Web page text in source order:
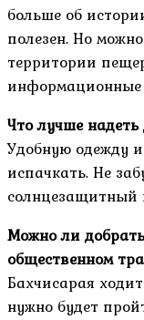
больше об
полезен. Но
территории
информационные
Что лучше
Удобную одежду
испачкать. Не
солнцезащитный
Можно ли
общественном
Бахчисарая
нужно будет